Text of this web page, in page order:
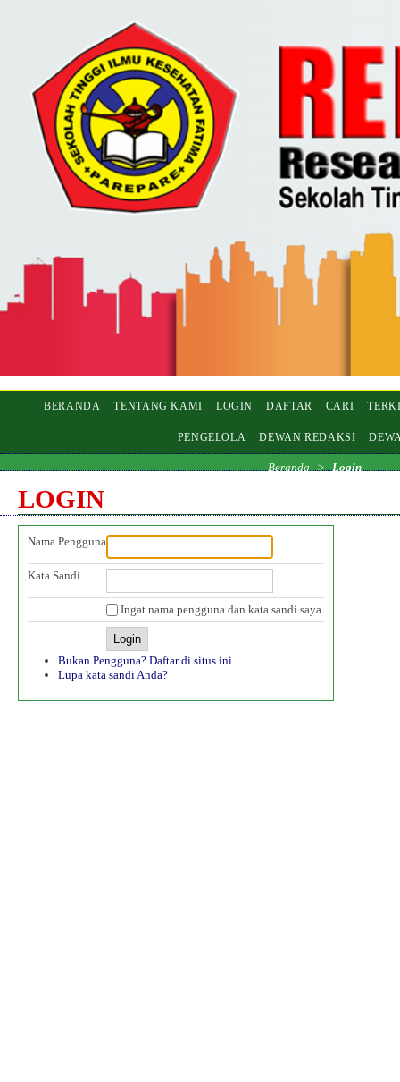
BERANDA TENTANG KAMI LOGIN DAFTAR CARI
PENGELOLA DEWAN REDAKSI
Beranda > Login
LOGIN
Nama Pengguna
Kata Sandi
Ingat nama pengguna dan kata sandi saya.
Bukan Pengguna? Daftar di situs ini
Lupa kata sandi Anda?